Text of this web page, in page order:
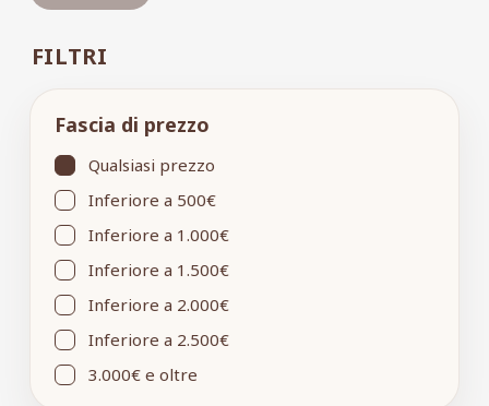
FILTRI
Fascia di prezzo
Qualsiasi prezzo
Inferiore a 500€
Inferiore a 1.000€
Inferiore a 1.500€
Inferiore a 2.000€
Inferiore a 2.500€
3.000€ e oltre